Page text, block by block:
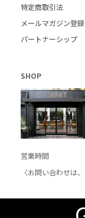
特定商取引法
メールマガジン登録
パートナーシップ
SHOP
営業時間
〈お問い合わせは、